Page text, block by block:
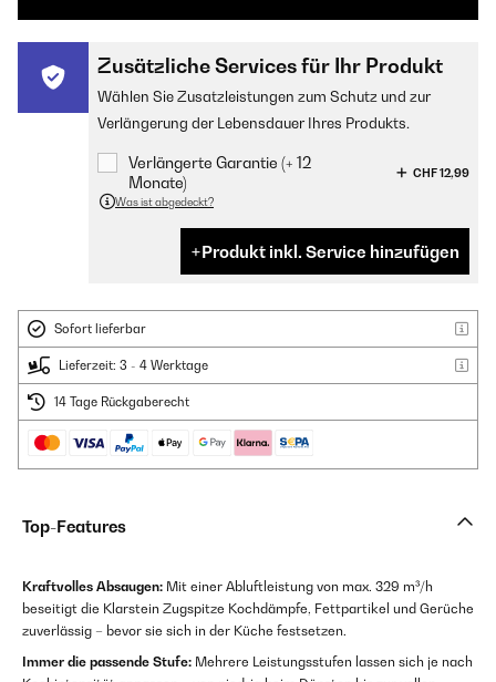
Zusätzliche Services für Ihr Produkt
Wählen Sie Zusatzleistungen zum Schutz und zur
Verlängerung der Lebensdauer Ihres Produkts.
Verlängerte Garantie (+ 12
Monate)
CHF 12,99
Was ist abgedeckt?
Produkt inkl. Service hinzufügen
Sofort lieferbar
Lieferzeit: 3 - 4 Werktage
14 Tage Rückgaberecht
Top-Features
Kraftvolles Absaugen: Mit einer Abluftleistung von max. 329 m³/h
beseitigt die Klarstein Zugspitze Kochdämpfe, Fettpartikel und Gerüche
zuverlässig – bevor sie sich in der Küche festsetzen.
Immer die passende Stufe: Mehrere Leistungsstufen lassen sich je nach